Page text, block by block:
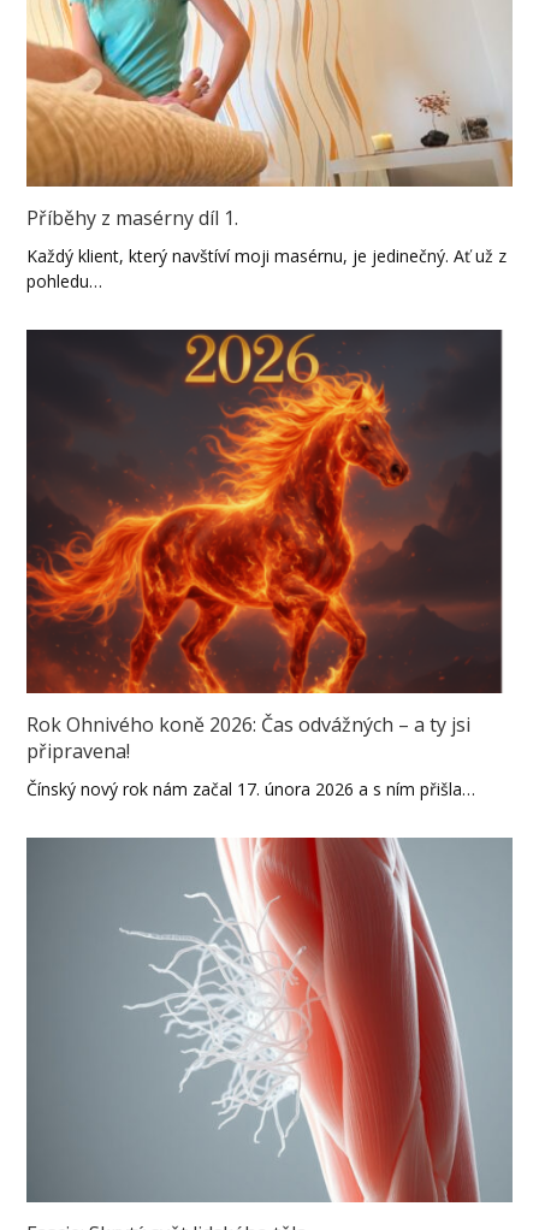
Příběhy z masérny díl 1.
Každý klient, který navštíví moji masérnu, je jedinečný. Ať už z
pohledu…
Rok Ohnivého koně 2026: Čas odvážných – a ty jsi
připravena!
Čínský nový rok nám začal 17. února 2026 a s ním přišla…